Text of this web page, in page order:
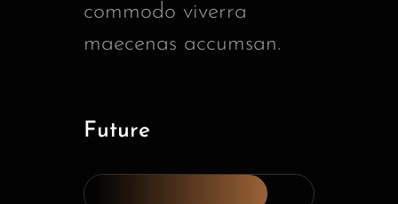
commodo viverra
maecenas accumsan.
Future